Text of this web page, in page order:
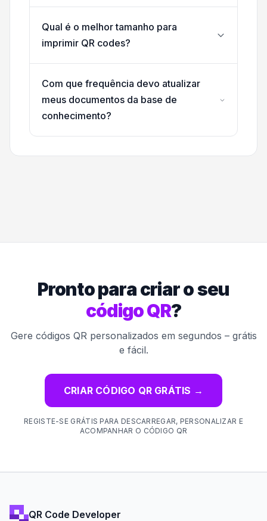
Qual é o melhor tamanho para
imprimir QR codes?
Com que frequência devo atualizar
meus documentos da base de
conhecimento?
Pronto para criar o seu
código QR?
Gere códigos QR personalizados em segundos – grátis
e fácil.
CRIAR CÓDIGO QR GRÁTIS →
REGISTE-SE GRÁTIS PARA DESCARREGAR, PERSONALIZAR E
ACOMPANHAR O CÓDIGO QR
QR Code Developer